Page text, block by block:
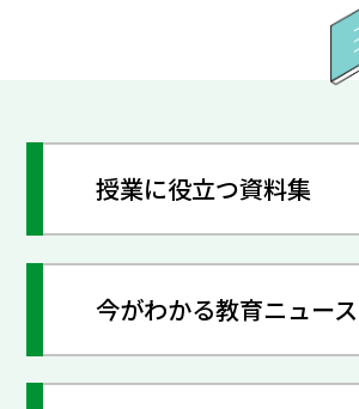
授業に役立つ資料集
今がわかる教育ニュース